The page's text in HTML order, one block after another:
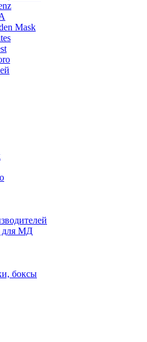
Mask
для МД
боксы